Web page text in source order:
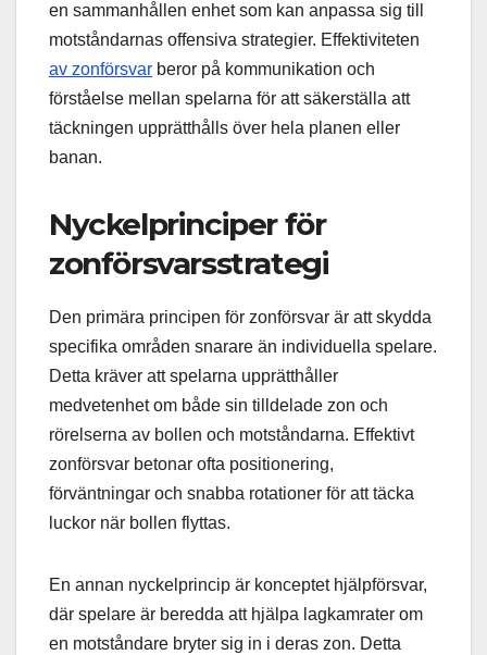
en sammanhållen enhet som kan anpassa sig till
motståndarnas offensiva strategier. Effektiviteten
av zonförsvar beror på kommunikation och
förståelse mellan spelarna för att säkerställa att
täckningen upprätthålls över hela planen eller
banan.
Nyckelprinciper för
zonförsvarsstrategi
Den primära principen för zonförsvar är att skydda
specifika områden snarare än individuella spelare.
Detta kräver att spelarna upprätthåller
medvetenhet om både sin tilldelade zon och
rörelserna av bollen och motståndarna. Effektivt
zonförsvar betonar ofta positionering,
förväntningar och snabba rotationer för att täcka
luckor när bollen flyttas.
En annan nyckelprincip är konceptet hjälpförsvar,
där spelare är beredda att hjälpa lagkamrater om
en motståndare bryter sig in i deras zon. Detta